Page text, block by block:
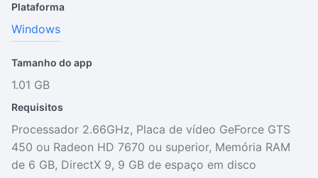
Plataforma
Windows
Tamanho do app
1.01 GB
Requisitos
Processador 2.66GHz, Placa de vídeo GeForce GTS
450 ou Radeon HD 7670 ou superior, Memória RAM
de 6 GB, DirectX 9, 9 GB de espaço em disco